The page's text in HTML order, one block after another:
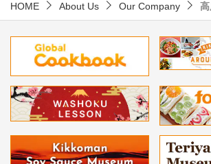
HOME About Us Our Company